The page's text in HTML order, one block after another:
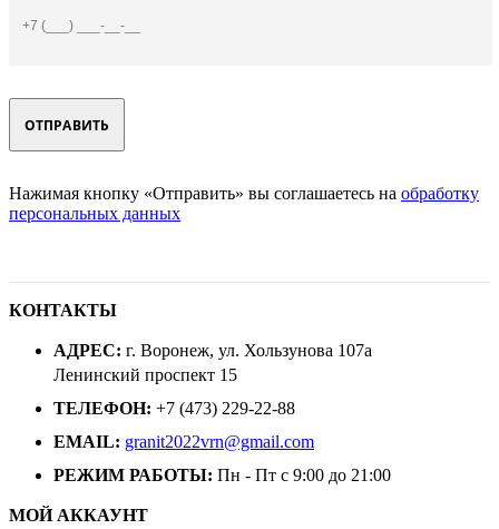
Нажимая кнопку «Отправить» вы соглашаетесь на обработку
персональных данных
КОНТАКТЫ
АДРЕС: г. Воронеж, ул. Хользунова 107а
Ленинский проспект 15
ТЕЛЕФОН: +7 (473) 229-22-88
EMAIL: granit2022vrn@gmail.com
РЕЖИМ РАБОТЫ: Пн - Пт с 9:00 до 21:00
МОЙ АККАУНТ